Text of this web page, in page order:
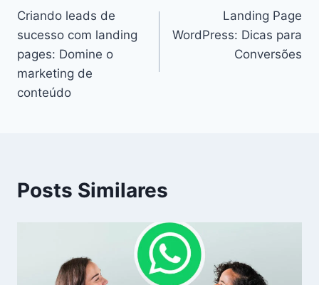
Criando leads de
sucesso com landing
pages: Domine o
marketing de
conteúdo
Landing Page
WordPress: Dicas para
Conversões
Posts Similares